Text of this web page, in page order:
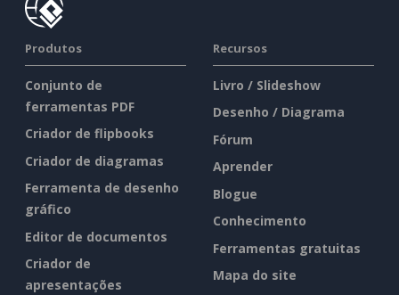
Produtos
Conjunto de
ferramentas PDF
Criador de flipbooks
Criador de diagramas
Ferramenta de desenho
gráfico
Editor de documentos
Criador de
apresentações
Recursos
Livro / Slideshow
Desenho / Diagrama
Fórum
Aprender
Blogue
Conhecimento
Ferramentas gratuitas
Mapa do site